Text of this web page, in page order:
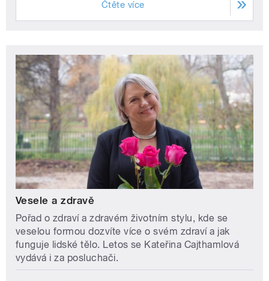
Čtěte více
Vesele a zdravě
Pořad o zdraví a zdravém životním stylu, kde se
veselou formou dozvíte více o svém zdraví a jak
funguje lidské tělo. Letos se Kateřina Cajthamlová
vydává i za posluchači.